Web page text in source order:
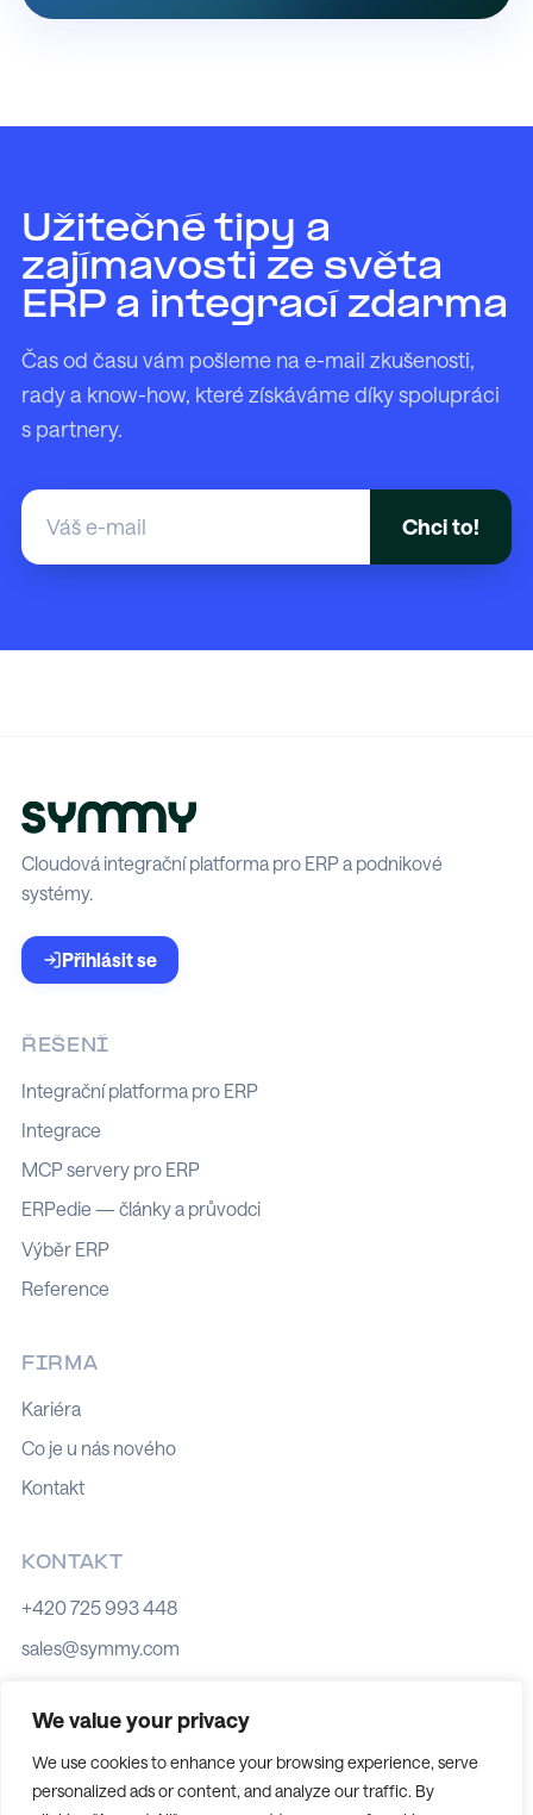
We value your privacy
We use cookies to enhance your browsing experience, serve
personalized ads or content, and analyze our traffic. By
Užitečné tipy a
zajímavosti ze světa
ERP a integrací zdarma
Čas od času vám pošleme na e-mail zkušenosti,
rady a know-how, které získáváme díky spolupráci
s partnery.
Cloudová integrační platforma pro ERP a podnikové
systémy.
Přihlásit se
ŘEŠENÍ
Integrační platforma pro ERP
Integrace
MCP servery pro ERP
ERPedie — články a průvodci
Výběr ERP
Reference
FIRMA
Kariéra
Co je u nás nového
Kontakt
KONTAKT
+420 725 993 448
sales@symmy.com
Zásady používání souborů cookies